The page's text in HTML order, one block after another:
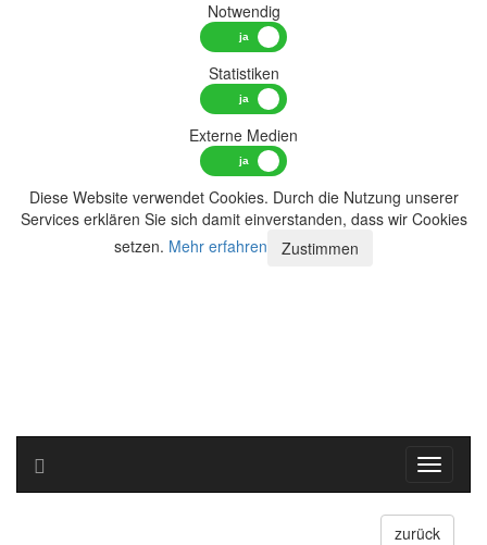
Notwendig
Statistiken
Externe Medien
Diese Website verwendet Cookies. Durch die Nutzung unserer
Services erklären Sie sich damit einverstanden, dass wir Cookies
setzen. Mehr erfahren Zustimmen
Toggle
zurück